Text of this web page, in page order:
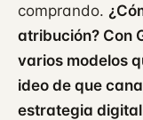
comprando.
atribución? Con
varios modelos
ideo de que
estrategia